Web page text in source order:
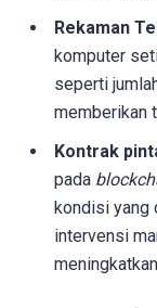
Rekaman
komputer
seperti
memberikan
Kontrak
pada
kondisi yang
intervensi